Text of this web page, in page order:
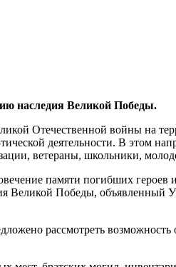
наследия Великой Победы.
Отечественной войны на
деятельности. В этом
ветераны, школьники,
памяти погибших героев
Великой Победы, объявленный
рассмотреть